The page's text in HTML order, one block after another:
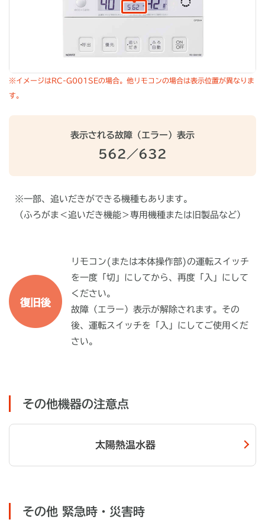
※イメージはRC-G001SEの場合。他リモコンの場合は表示位置が異なりま
す。
表示される故障（エラー）表示
562／632
※一部、追いだきができる機種もあります。
（ふろがま＜追いだき機能＞専用機種または旧製品など）
リモコン(または本体操作部)の運転スイッチ
を一度「切」にしてから、再度「入」にして
ください。
故障（エラー）表示が解除されます。その
後、運転スイッチを「入」にしてご使用くだ
さい。
その他機器の注意点
太陽熱温水器
その他 緊急時・災害時